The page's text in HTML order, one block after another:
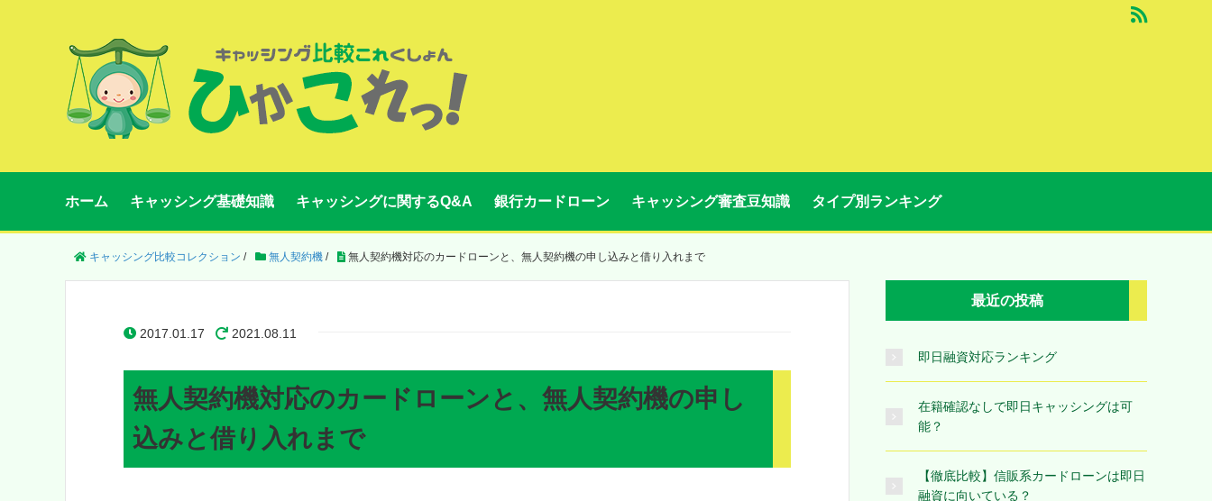
ホーム キャッシング基礎知識 キャッシングに関するQ&A 銀行カードローン キャッシング審査豆知識 タイプ別ランキング
キャッシング比較コレクション / 無人契約機 / 無人契約機対応のカードローンと、無人契約機の申し込みと借り入れまで
2017.01.17 2021.08.11
無人契約機対応のカードローンと、無人契約機の申し
込みと借り入れまで
最近の投稿
即日融資対応ランキング
在籍確認なしで即日キャッシングは可
能？
【徹底比較】信販系カードローンは即日
融資に向いている？